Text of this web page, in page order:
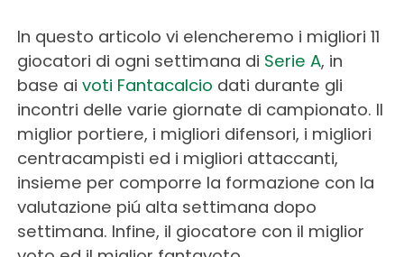
In questo articolo vi elencheremo i migliori 11
giocatori di ogni settimana di Serie A, in
base ai voti Fantacalcio dati durante gli
incontri delle varie giornate di campionato. Il
miglior portiere, i migliori difensori, i migliori
centracampisti ed i migliori attaccanti,
insieme per comporre la formazione con la
valutazione piú alta settimana dopo
settimana. Infine, il giocatore con il miglior